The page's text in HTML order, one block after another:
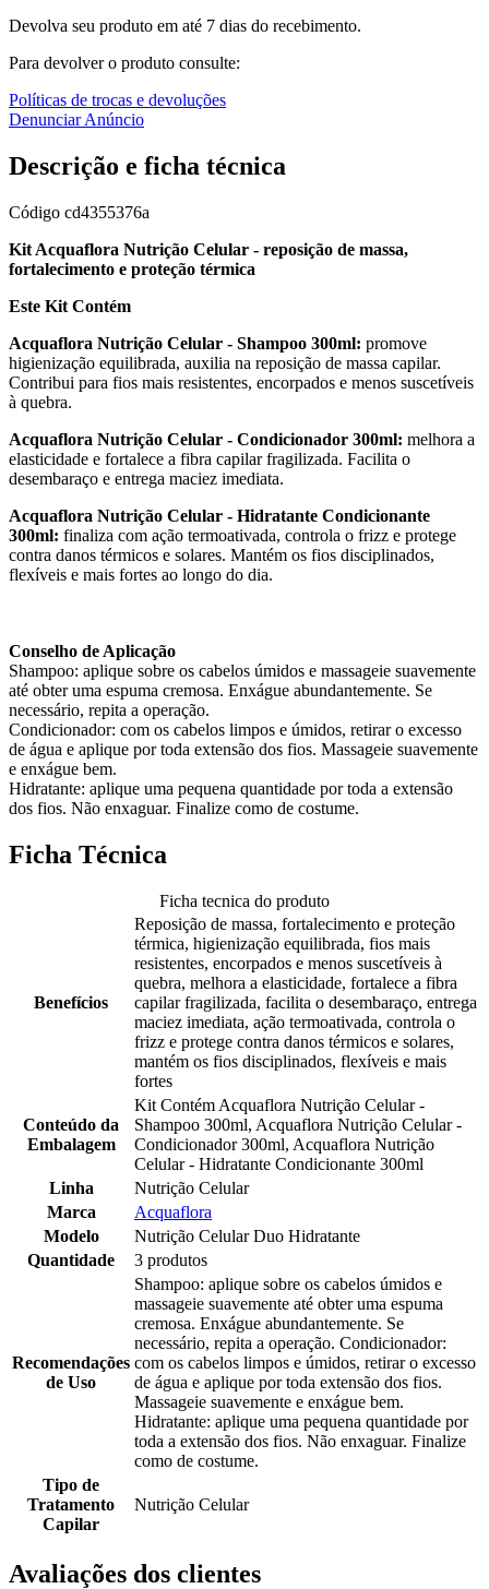
Devolva seu produto em até 7 dias do recebimento.
Para devolver o produto consulte:
Políticas de trocas e devoluções
Denunciar Anúncio
Descrição e ficha técnica
Código cd4355376a
Kit Acquaflora Nutrição Celular - reposição de massa,
fortalecimento e proteção térmica
Este Kit Contém
Acquaflora Nutrição Celular - Shampoo 300ml: promove
higienização equilibrada, auxilia na reposição de massa capilar.
Contribui para fios mais resistentes, encorpados e menos suscetíveis
à quebra.
Acquaflora Nutrição Celular - Condicionador 300ml: melhora a
elasticidade e fortalece a fibra capilar fragilizada. Facilita o
desembaraço e entrega maciez imediata.
Acquaflora Nutrição Celular - Hidratante Condicionante
300ml: finaliza com ação termoativada, controla o frizz e protege
contra danos térmicos e solares. Mantém os fios disciplinados,
flexíveis e mais fortes ao longo do dia.
Conselho de Aplicação
Shampoo: aplique sobre os cabelos úmidos e massageie suavemente
até obter uma espuma cremosa. Enxágue abundantemente. Se
necessário, repita a operação.
Condicionador: com os cabelos limpos e úmidos, retirar o excesso
de água e aplique por toda extensão dos fios. Massageie suavemente
e enxágue bem.
Hidratante: aplique uma pequena quantidade por toda a extensão
dos fios. Não enxaguar. Finalize como de costume.
Ficha Técnica
Ficha tecnica do produto
Benefícios
Reposição de massa, fortalecimento e proteção
térmica, higienização equilibrada, fios mais
resistentes, encorpados e menos suscetíveis à
quebra, melhora a elasticidade, fortalece a fibra
capilar fragilizada, facilita o desembaraço, entrega
maciez imediata, ação termoativada, controla o
frizz e protege contra danos térmicos e solares,
mantém os fios disciplinados, flexíveis e mais
fortes
Conteúdo da
Embalagem
Kit Contém Acquaflora Nutrição Celular -
Shampoo 300ml, Acquaflora Nutrição Celular -
Condicionador 300ml, Acquaflora Nutrição
Celular - Hidratante Condicionante 300ml
Linha
Nutrição Celular
Marca
Acquaflora
Modelo
Nutrição Celular Duo Hidratante
Quantidade
3 produtos
Recomendações
de Uso
Shampoo: aplique sobre os cabelos úmidos e
massageie suavemente até obter uma espuma
cremosa. Enxágue abundantemente. Se
necessário, repita a operação. Condicionador:
com os cabelos limpos e úmidos, retirar o excesso
de água e aplique por toda extensão dos fios.
Massageie suavemente e enxágue bem.
Hidratante: aplique uma pequena quantidade por
toda a extensão dos fios. Não enxaguar. Finalize
como de costume.
Tipo de
Tratamento
Capilar
Nutrição Celular
Avaliações dos clientes